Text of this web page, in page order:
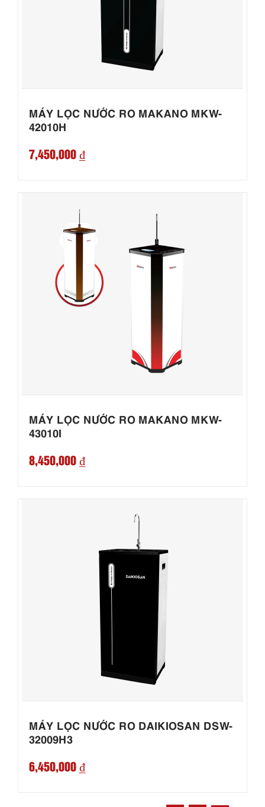
MÁY LỌC NƯỚC RO MAKANO MKW-
42010H
7,450,000 ₫
MÁY LỌC NƯỚC RO MAKANO MKW-
43010I
8,450,000 ₫
MÁY LỌC NƯỚC RO DAIKIOSAN DSW-
32009H3
6,450,000 ₫